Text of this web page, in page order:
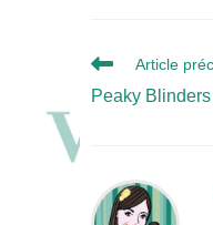
Read
articles
Article
Peaky